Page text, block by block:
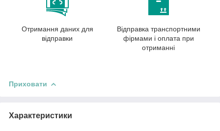
Отримання даних для
відправки
Відправка транспортними
фірмами і оплата при
отриманні
Приховати
Характеристики